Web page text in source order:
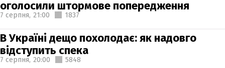
оголосили штормове попередження
7 серпня, 21:00 1837
В Україні дещо похолодає: як надовго
відступить спека
7 серпня, 20:00 5848